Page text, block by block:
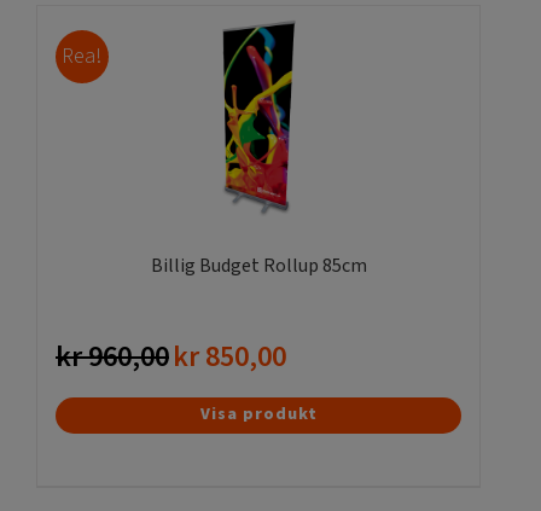
Rea!
Billig Budget Rollup 85cm
kr960,00 Det
ursprungliga
priset
var:
kr850,00Det
priset
är:
Visa produkt